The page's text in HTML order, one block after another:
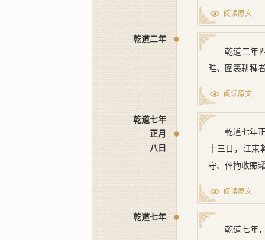
阅读原文
乾道二年
乾道二年
畦、圍裹耕種
阅读原文
乾道七年
正月
八日
乾道七年
十三日， 江東
守、倅拘收賑
阅读原文
乾道七年
乾道七年